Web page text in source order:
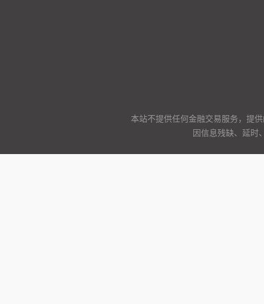
本站不提供任何金融交易服务，提
因信息残缺、延时